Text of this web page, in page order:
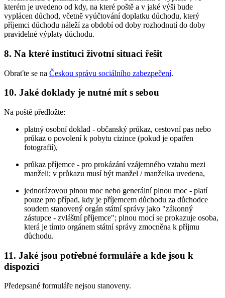
kterém je uvedeno od kdy, na které poště a v jaké výši bude
vyplácen důchod, včetně vyúčtování doplatku důchodu, který
příjemci důchodu náleží za období od doby rozhodnutí do doby
pravidelné výplaty důchodu.
8. Na které instituci životní situaci řešit
Obraťte se na Českou správu sociálního zabezpečení.
10. Jaké doklady je nutné mít s sebou
Na poště předložte:
platný osobní doklad - občanský průkaz, cestovní pas nebo
průkaz o povolení k pobytu cizince (pokud je opatřen
fotografií),
průkaz příjemce - pro prokázání vzájemného vztahu mezi
manželi; v průkazu musí být manžel / manželka uvedena,
jednorázovou plnou moc nebo generální plnou moc - platí
pouze pro případ, kdy je příjemcem důchodu za důchodce
soudem stanovený orgán státní správy jako "zákonný
zástupce - zvláštní příjemce"; plnou mocí se prokazuje osoba,
která je tímto orgánem státní správy zmocněna k příjmu
důchodu.
11. Jaké jsou potřebné formuláře a kde jsou k
dispozici
Předepsané formuláře nejsou stanoveny.